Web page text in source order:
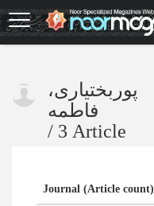
Skip
to
main
پوربختیاری،
فاطمه
/ 3 Article
Journal (Article count)